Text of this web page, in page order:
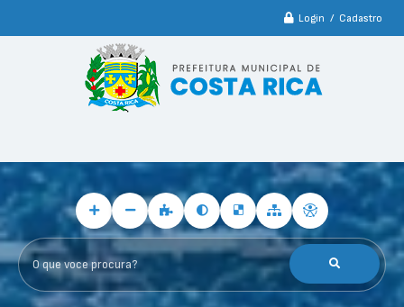
Login / Cadastro
O que voce procura?